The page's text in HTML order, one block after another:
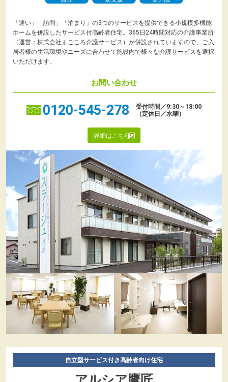
「通い」「訪問」「泊まり」の3つのサービスを提供できる小規模多機能
ホームを併設したサービス付高齢者住宅。365日24時間対応の介護事業所
（運営：株式会社まごころ介護サービス）が併設されていますので、ご入
居者様の生活環境やニーズに合わせて施設内で様々な介護サービスを選択
いただけます。
お問い合わせ
0120-545-278
受付時間／9:30～18:00
（定休日／水曜）
詳細はこちら
自立型サービス付き高齢者向け住宅